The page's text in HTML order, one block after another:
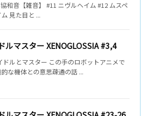
和音【雑音】 #11 ニヴルヘイム #12 ムスペ
見た目と ...
ルマスター XENOGLOSSIA #3,4
ドルとマスター この手のロボットアニメで
な機体との意思疎通の話 ...